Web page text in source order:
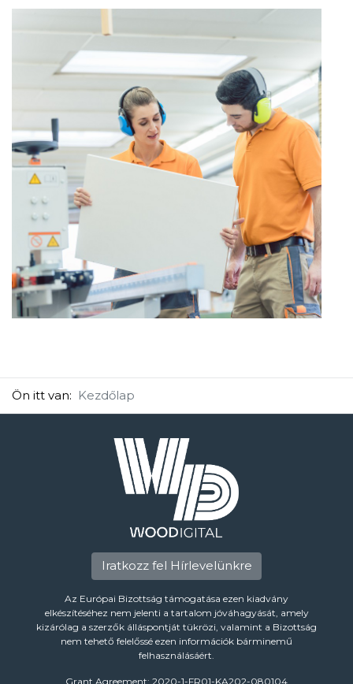
Ön itt van: Kezdőlap
Iratkozz fel Hírlevelünkre
Az Európai Bizottság támogatása ezen kiadvány
elkészítéséhez nem jelenti a tartalom jóváhagyását, amely
kizárólag a szerzők álláspontját tükrözi, valamint a Bizottság
nem tehető felelőssé ezen információk bárminemű
felhasználásáért.
Grant Agreement: 2020-1-FR01-KA202-080104